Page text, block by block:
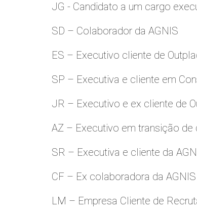
JG - Candidato a um cargo
SD – Colaborador da AGNIS
ES – Executivo cliente de
SP – Executiva e cliente em
JR – Executivo e ex cliente de
AZ – Executivo em transição de
SR – Executiva e cliente da
CF – Ex colaboradora da AGNIS
LM – Empresa Cliente de